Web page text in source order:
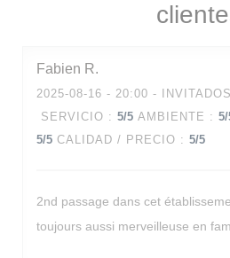
Fabien R
2025-08-16 - 20:00 -
SERVICIO : 5/5 AMBIENTE : 5/
5/5 CALIDAD / PRECIO : 5/5
2nd passage dans cet
toujours aussi merveilleuse en